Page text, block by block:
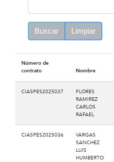
Buscar Limpiar
Número de
contrato
Nombre
CIASPES2025037
FLORES
RAMIREZ
CARLOS
RAFAEL
CIASPES2025036
VARGAS
SANCHEZ
LUIS
HUMBERTO